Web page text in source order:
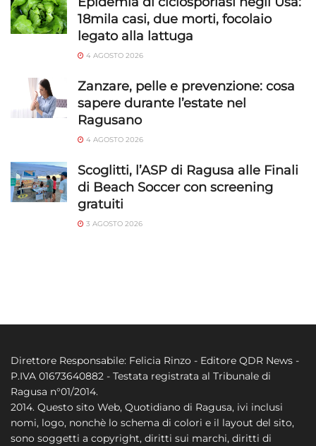
18mila casi, due morti, focolaio
legato alla lattuga
4 AGOSTO 2026
Zanzare, pelle e prevenzione: cosa
sapere durante l’estate nel
Ragusano
4 AGOSTO 2026
Scoglitti, l’ASP di Ragusa alle Finali
di Beach Soccer con screening
gratuiti
3 AGOSTO 2026
Direttore Responsabile: Felicia Rinzo - Editore QDR News -
P.IVA 01673640882 - Testata registrata al Tribunale di
Ragusa n°01/2014.
2014. Questo sito Web, Quotidiano di Ragusa, ivi inclusi
nomi, logo, nonchè lo schema di colori e il layout del sito,
sono soggetti a copyright, diritti sui marchi, diritti di